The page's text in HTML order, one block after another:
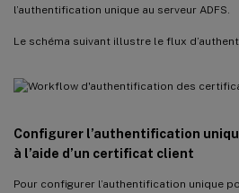
l’authentification unique au serveur ADFS.
Le schéma suivant illustre le flux
Configurer l’authentification
à l’aide d’un certificat client
Pour configurer l’authentification unique